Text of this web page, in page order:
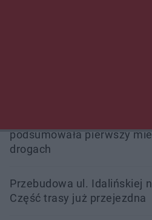
podsumowała pierwszy
drogach
Przebudowa ul. Idalińskiej
Część trasy już przejezdna